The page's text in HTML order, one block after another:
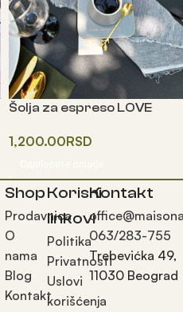
Šolja za espreso LOVE
1,200.00RSD
Shop
Prodavnica
O
nama
Blog
Kontakt
Korisni
linkovi
Politika
Privatnosti
Uslovi
korišćenja
Kontakt
063/283-755
Trebevićka 49,
11030 Beograd